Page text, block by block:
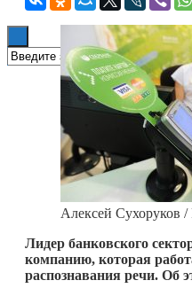
Алексей Сухоруков
Лидер банковского
компанию, которая
распознавания речи. Об